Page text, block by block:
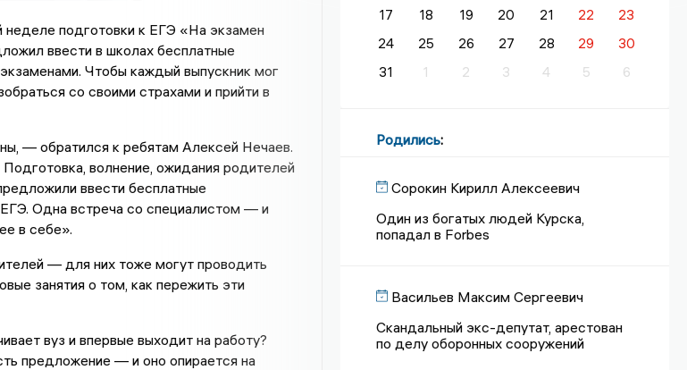
подготовки к ЕГЭ «На экзамен
ввести в школах бесплатные
Чтобы каждый выпускник мог
со своими страхами и прийти в
— обратился к ребятам Алексей Нечаев.
волнение, ожидания родителей
ввести бесплатные
Одна встреча со специалистом — и
в себе».
— для них тоже могут проводить
занятия о том, как пережить эти
вуз и впервые выходит на работу?
предложение — и оно опирается на
17
18 19 20 21 22
23
24
25 26 27 28 29
30
31
1 2 3 4 5 6
Родились:
Сорокин Кирилл Алексеевич
Один из богатых людей Курска,
попадал в Forbes
Васильев Максим Сергеевич
Скандальный экс-депутат, арестован
по делу оборонных сооружений